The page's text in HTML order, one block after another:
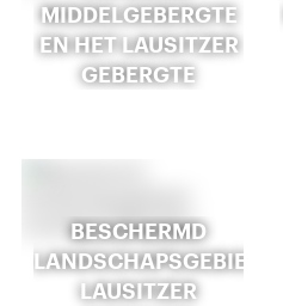
MIDDELGEBERGTE
EN HET LAUSITZER
GEBERGTE
BESCHERMD
LANDSCHAPSGEBIED
LAUSITZER